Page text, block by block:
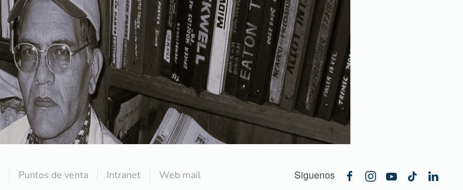
Puntos de venta Intranet Web mail Siguenos